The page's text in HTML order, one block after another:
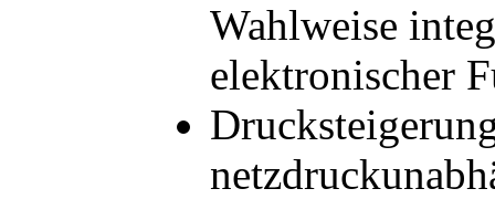
Wahlweise
elektronischer